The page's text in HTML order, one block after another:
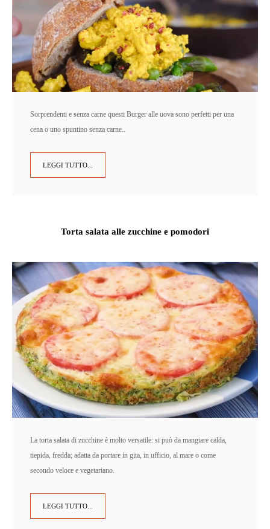
Sorprendenti e senza carne questi Burger alle uova sono perfetti per una
cena o uno spuntino senza carne..
LEGGI TUTTO...
Torta salata alle zucchine e pomodori
La torta salata di zucchine è molto versatile: si può da mangiare calda,
tiepida, fredda; adatta da portare in gita, in ufficio, al mare o come
secondo veloce e vegetariano.
LEGGI TUTTO...